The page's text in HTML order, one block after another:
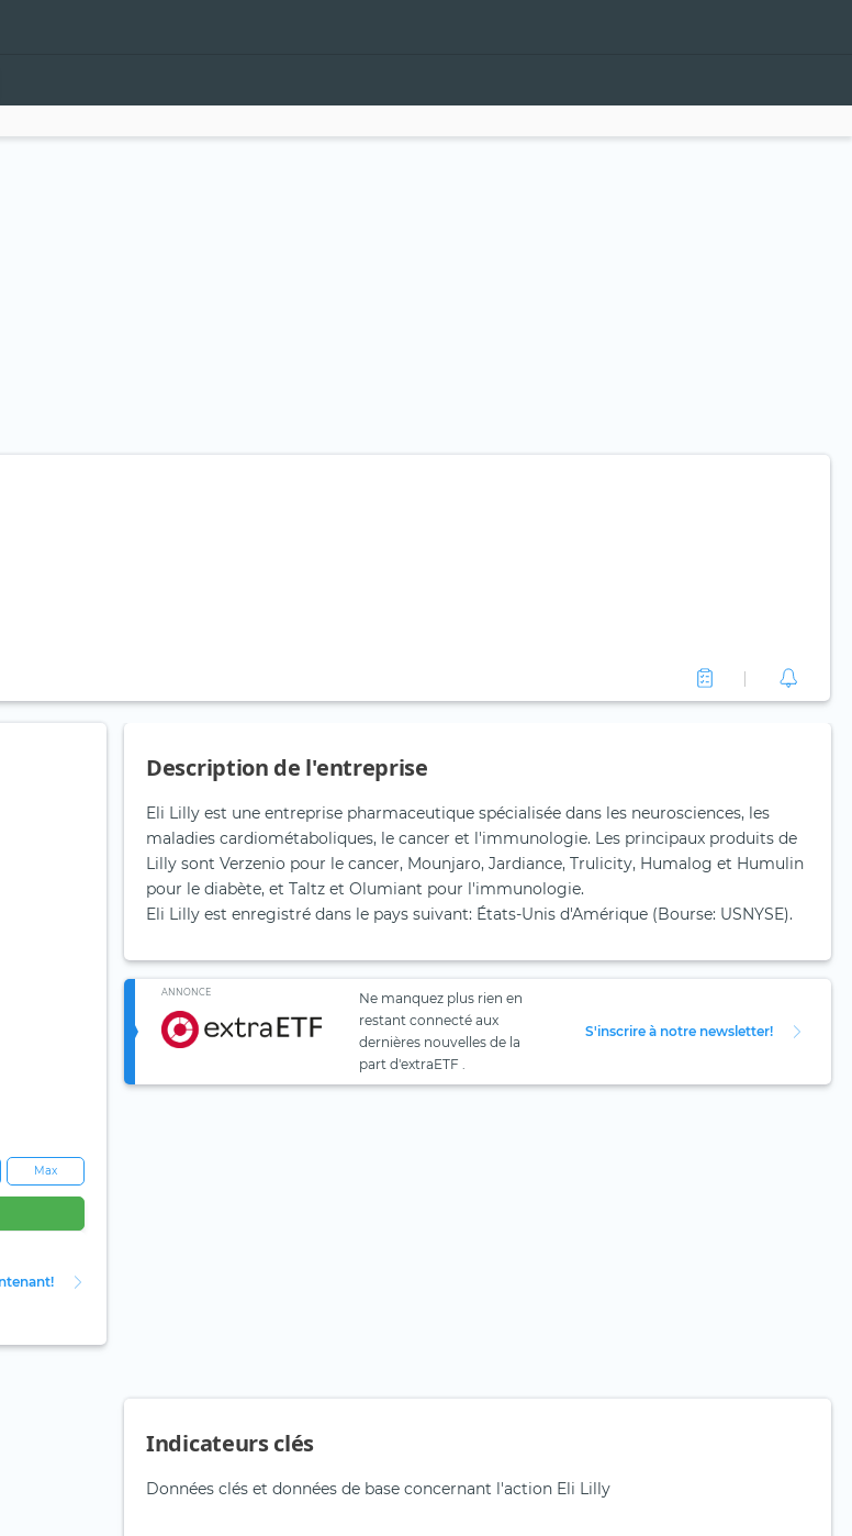
Max
Description de l'entreprise
Eli Lilly est une entreprise pharmaceutique spécialisée dans les neurosciences, les
maladies cardiométaboliques, le cancer et l'immunologie. Les principaux produits de
Lilly sont Verzenio pour le cancer, Mounjaro, Jardiance, Trulicity, Humalog et Humulin
pour le diabète, et Taltz et Olumiant pour l'immunologie.
Eli Lilly est enregistré dans le pays suivant: États-Unis d'Amérique (Bourse: USNYSE).
ANNONCE
Ne manquez plus rien en
restant connecté aux
dernières nouvelles de la
part d'extraETF .
S'inscrire à notre newsletter!
Indicateurs clés
Données clés et données de base concernant l'action Eli Lilly